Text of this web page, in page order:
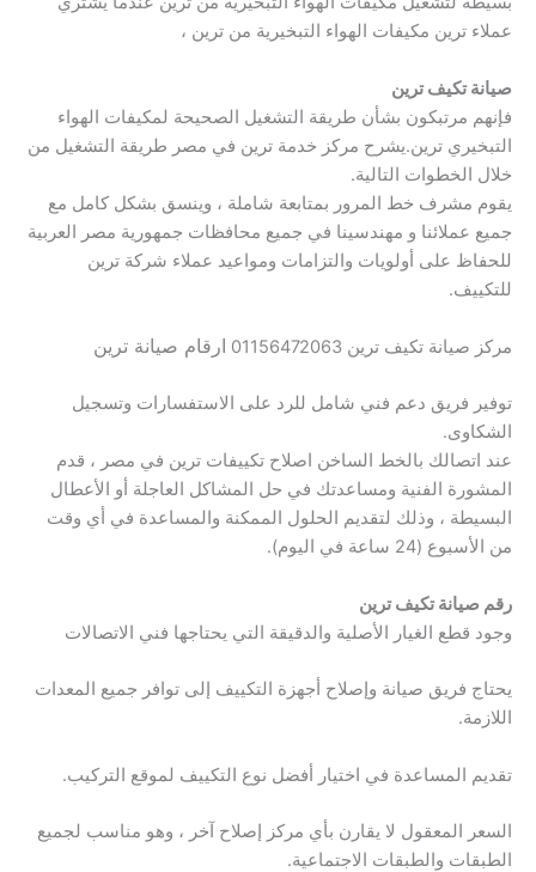
عملاء ترين مكيفات الهواء التبخيرية من ترين ،
صيانة تكيف ترين
فإنهم مرتبكون بشأن طريقة التشغيل الصحيحة لمكيفات الهواء
التبخيري ترين.يشرح مركز خدمة ترين في مصر طريقة التشغيل من
خلال الخطوات التالية.
يقوم مشرف خط المرور بمتابعة شاملة ، وينسق بشكل كامل مع
جميع عملائنا و مهندسينا في جميع محافظات جمهورية مصر العربية
للحفاظ على أولويات والتزامات ومواعيد عملاء شركة ترين
للتكييف.
مركز صيانة تكيف ترين 01156472063 ارقام صيانة ترين
توفير فريق دعم فني شامل للرد على الاستفسارات وتسجيل
الشكاوى.
عند اتصالك بالخط الساخن اصلاح تكييفات ترين في مصر ، قدم
المشورة الفنية ومساعدتك في حل المشاكل العاجلة أو الأعطال
البسيطة ، وذلك لتقديم الحلول الممكنة والمساعدة في أي وقت
من الأسبوع (24 ساعة في اليوم).
رقم صيانة تكيف ترين
وجود قطع الغيار الأصلية والدقيقة التي يحتاجها فني الاتصالات
يحتاج فريق صيانة وإصلاح أجهزة التكييف إلى توافر جميع المعدات
اللازمة.
تقديم المساعدة في اختيار أفضل نوع التكييف لموقع التركيب.
السعر المعقول لا يقارن بأي مركز إصلاح آخر ، وهو مناسب لجميع
الطبقات والطبقات الاجتماعية.